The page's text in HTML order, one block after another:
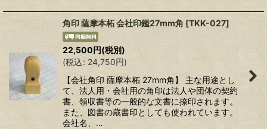
角印 薩摩本柘 会社印鑑27mm角 [TKK-027]
22,500円(税別)
(税込: 24,750円)
【会社角印 薩摩本柘 27mm角】 主な用途とし
て、法人用・会社用の角印は法人や団体の契約
書、領収書等の一般的な文書に捺印されます。
また、図書の蔵書印としても使われています。
会社名、…